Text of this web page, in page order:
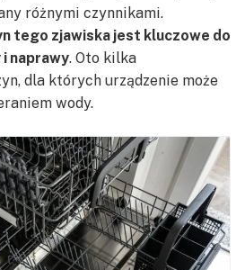
różnymi czynnikami.
tego zjawiska jest kluczowe do
naprawy. Oto kilka
dla których urządzenie może
wody.